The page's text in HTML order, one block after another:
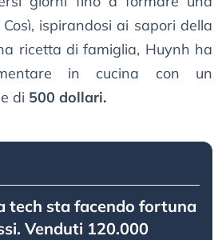
ispirandosi ai sapori della
ricetta di famiglia, Huynh ha
in cucina con un
di 500 dollari.
tech sta facendo fortuna
Venduti 120.000